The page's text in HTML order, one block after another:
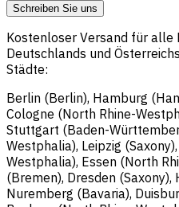
Schreiben Sie uns
Kostenloser Versand für
Deutschlands und
Städte:
Berlin (Berlin), Hamburg
Cologne (North Rhine-
Stuttgart (Baden-
Westphalia), Leipzig
Westphalia), Essen (North
(Bremen), Dresden (Saxony),
Nuremberg (Bavaria),